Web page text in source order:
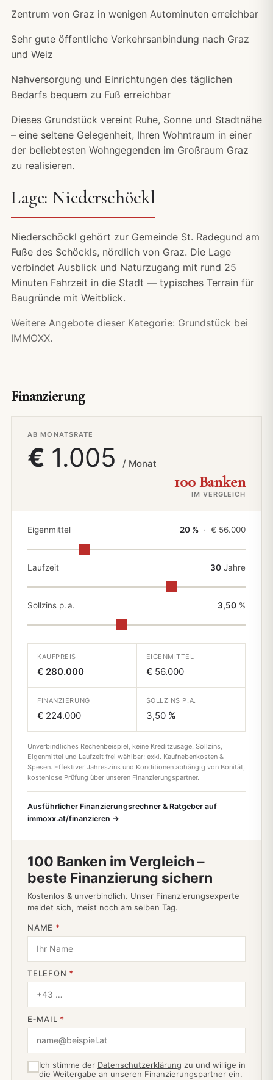
Zentrum von Graz in wenigen Autominuten erreichbar
Sehr gute öffentliche Verkehrsanbindung nach Graz
und Weiz
Nahversorgung und Einrichtungen des täglichen
Bedarfs bequem zu Fuß erreichbar
Dieses Grundstück vereint Ruhe, Sonne und Stadtnähe
– eine seltene Gelegenheit, Ihren Wohntraum in einer
der beliebtesten Wohngegenden im Großraum Graz
zu realisieren.
Lage: Niederschöckl
Niederschöckl gehört zur Gemeinde St. Radegund am
Fuße des Schöckls, nördlich von Graz. Die Lage
verbindet Ausblick und Naturzugang mit rund 25
Minuten Fahrzeit in die Stadt — typisches Terrain für
Baugründe mit Weitblick.
Weitere Angebote dieser Kategorie: Grundstück bei
IMMOXX.
Finanzierung
AB MONATSRATE
€ 1.005 / Monat
100 Banken
IM VERGLEICH
Eigenmittel 20 % · € 56.000
Laufzeit 30 Jahre
Sollzins p. a. 3,50 %
KAUFPREIS
€ 280.000
EIGENMITTEL
€ 56.000
FINANZIERUNG
€ 224.000
SOLLZINS P.A.
3,50%
Unverbindliches Rechenbeispiel, keine Kreditzusage. Sollzins,
Eigenmittel und Laufzeit frei wählbar; exkl. Kaufnebenkosten &
Spesen. Effektiver Jahreszins und Konditionen abhängig von Bonität,
kostenlose Prüfung über unseren Finanzierungspartner.
Ausführlicher Finanzierungsrechner & Ratgeber auf
immoxx.at/finanzieren →
100 Banken im Vergleich –
beste Finanzierung sichern
Kostenlos & unverbindlich. Unser Finanzierungsexperte
meldet sich, meist noch am selben Tag.
NAME *
TELEFON *
E‑MAIL *
Ich stimme der Datenschutzerklärung zu und willige in
die Weitergabe an unseren Finanzierungspartner ein.